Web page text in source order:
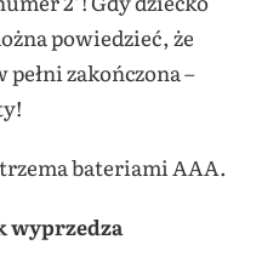
powiedzieć, że
pełni zakończona –
bateriami AAA.
wyprzedza